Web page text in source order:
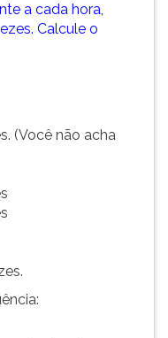
a cada hora,
Calcule o
(Você não acha